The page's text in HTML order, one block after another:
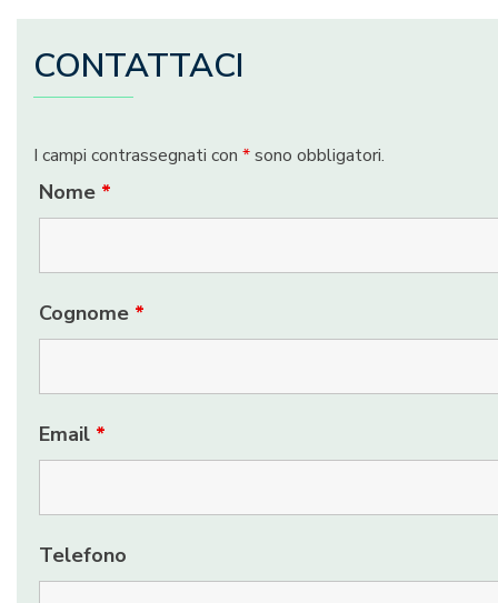
CONTATTACI
I campi contrassegnati con *sono obbligatori.
Nome *
Cognome *
Email *
Telefono